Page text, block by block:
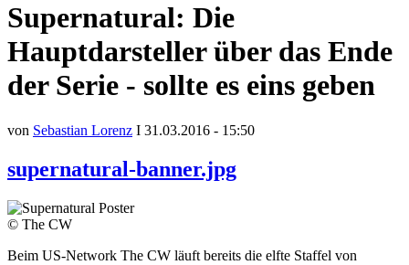
Supernatural: Die
Hauptdarsteller über das Ende
der Serie - sollte es eins geben
von Sebastian Lorenz I 31.03.2016 - 15:50
supernatural-banner.jpg
© The CW
Beim US-Network The CW läuft bereits die elfte Staffel von